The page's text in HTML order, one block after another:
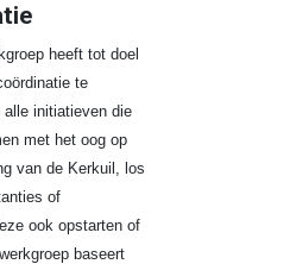
heeft tot doel
te
alle initiatieven die
met het oog op
van de Kerkuil, los
of
ook opstarten of
baseert